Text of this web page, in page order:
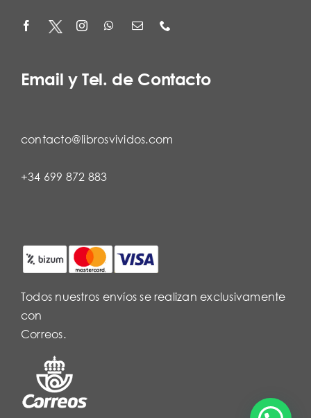
Email y Tel. de Contacto
contacto@librosvividos.com
+34 699 872 883
Todos nuestros envíos se realizan exclusivamente
con
Correos.